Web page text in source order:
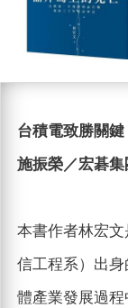
台積電致勝關
施振榮／宏碁
本書作者林宏
信工程系）出
體產業發展過